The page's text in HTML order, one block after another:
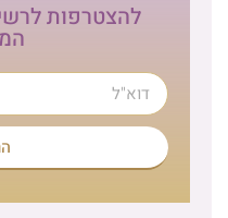
להצטרפות